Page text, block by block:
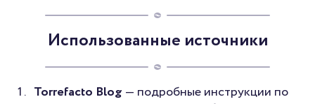
Использованные источники
Torrefacto Blog — подробные инструкции по